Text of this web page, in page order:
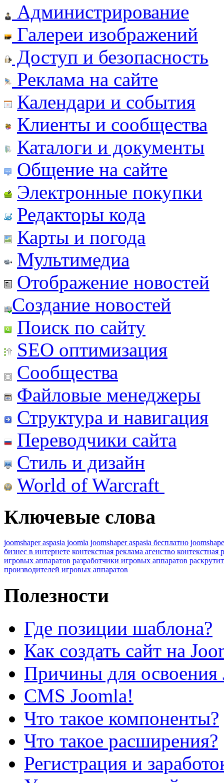
Администрирование
Галереи изображений
Доступ и безопасность
Реклама на сайте
Календари и события
Клиенты и сообщества
Каталоги и документы
Общение на сайте
Электронные покупки
Редакторы кода
Карты и погода
Мультимедиа
Отображение новостей
Создание новостей
Поиск по сайту
SEO оптимизация
Сообщества
Файловые менеджеры
Структура и навигация
Переводчики сайта
Стиль и дизайн
World of Warcraft
Ключевые слова
joomshaper aspasia joomla joomshaper aspasia бесплатно
бизнес в интернете контекстная реклама агенство контекстная
игровых аппаратов разработчики игровых аппаратов
производителей игровых аппаратов
Полезности
Где позиции шаблона?
Как создать сайт на
Причины для освоения
CMS Joomla!
Что такое компоненты?
Что такое расширения?
Регистрация и